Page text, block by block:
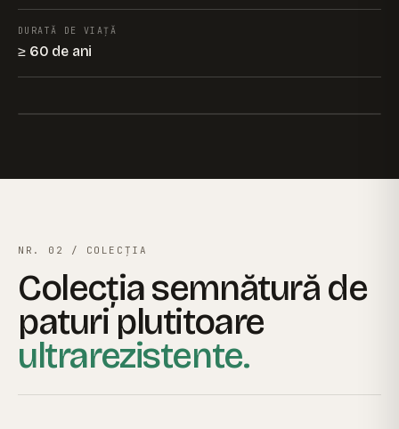
DURATĂ DE VIAȚĂ
≥ 60 de ani
NR. 02 / COLECȚIA
Colecția semnătură de
paturi plutitoare
ultrarezistente.